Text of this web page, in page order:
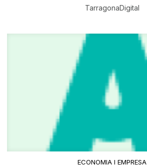
TarragonaDigital
ECONOMIA I EMPRESA